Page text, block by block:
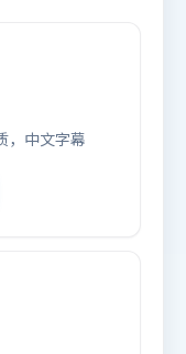
，中文字幕